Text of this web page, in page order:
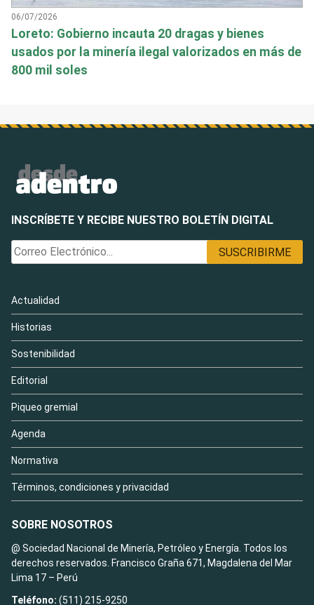
06/07/2026
Loreto: Gobierno incauta 20 dragas y bienes
usados por la minería ilegal valorizados en más de
800 mil soles
INSCRÍBETE Y RECIBE NUESTRO BOLETÍN DIGITAL
Actualidad
Historias
Sostenibilidad
Editorial
Piqueo gremial
Agenda
Normativa
Términos, condiciones y privacidad
SOBRE NOSOTROS
@ Sociedad Nacional de Minería, Petróleo y Energía. Todos los
derechos reservados. Francisco Graña 671, Magdalena del Mar
Lima 17 – Perú
Teléfono: (511) 215-9250